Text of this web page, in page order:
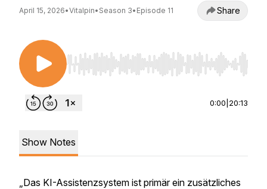
April 15, 2026•Vitalpin• Season 3• Episode 11 Share
Use Left/Right to seek, Home/End to jump to
0:00 20:13
Show Notes
„Das KI-Assistenzsystem ist primär ein zusätzliches